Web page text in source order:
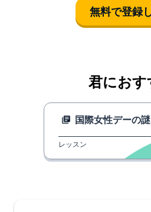
無料で登録
君におす
国際女性デーの謎
レッスン